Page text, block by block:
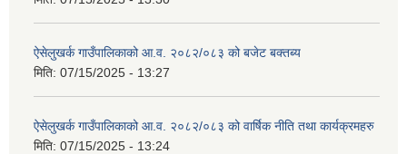
ऐसेलुखर्क गाउँपालिकाको आ.व. २०८२/०८३ को बजेट बक्तब्य
मिति: 07/15/2025 - 13:27
ऐसेलुखर्क गाउँपालिकाको आ.व. २०८२/०८३ को वार्षिक नीति तथा कार्यक्रमहरु
मिति: 07/15/2025 - 13:24